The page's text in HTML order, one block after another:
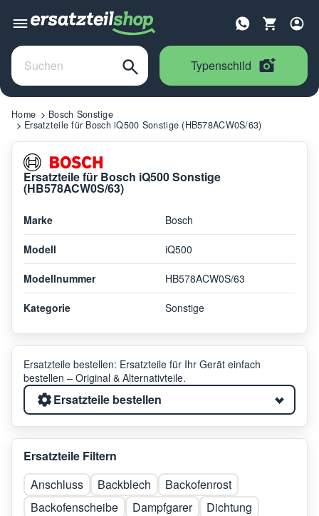
Typenschild
Home
Bosch Sonstige
Ersatzteile für Bosch iQ500 Sonstige (HB578ACW0S/63)
Ersatzteile für Bosch iQ500 Sonstige
(HB578ACW0S/63)
Marke Bosch
Modell iQ500
Modellnummer HB578ACW0S/63
Kategorie Sonstige
Ersatzteile bestellen: Ersatzteile für Ihr Gerät einfach
bestellen – Original & Alternativteile.
Ersatzteile bestellen
Ersatzteile Filtern
Anschluss
Backblech
Backofenrost
Backofenscheibe
Dampfgarer
Dichtung